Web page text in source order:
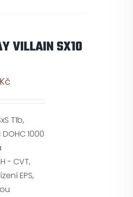
VILLAIN SX10
Kč
T1b,
1000
- CVT,
EPS,